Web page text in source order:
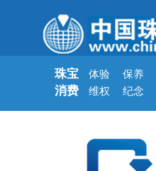
珠宝
消费
体验
维权
保养
纪念